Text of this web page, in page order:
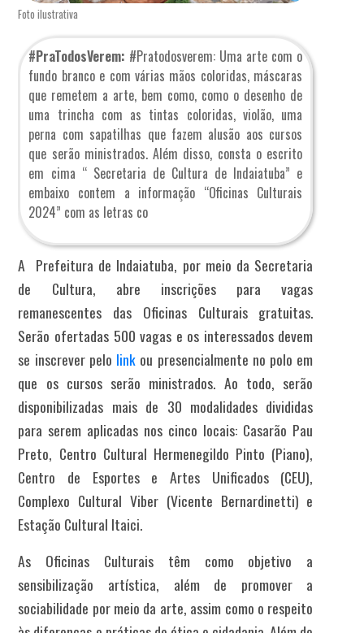
Foto ilustrativa
#PraTodosVerem: #Pratodosverem: Uma arte com o
fundo branco e com várias mãos coloridas, máscaras
que remetem a arte, bem como, como o desenho de
uma trincha com as tintas coloridas, violão, uma
perna com sapatilhas que fazem alusão aos cursos
que serão ministrados. Além disso, consta o escrito
em cima “ Secretaria de Cultura de Indaiatuba” e
embaixo contem a informação “Oficinas Culturais
2024” com as letras co
A Prefeitura de Indaiatuba, por meio da Secretaria
de Cultura, abre inscrições para vagas
remanescentes das Oficinas Culturais gratuitas.
Serão ofertadas 500 vagas e os interessados devem
se inscrever pelo link ou presencialmente no polo em
que os cursos serão ministrados. Ao todo, serão
disponibilizadas mais de 30 modalidades divididas
para serem aplicadas nos cinco locais: Casarão Pau
Preto, Centro Cultural Hermenegildo Pinto (Piano),
Centro de Esportes e Artes Unificados (CEU),
Complexo Cultural Viber (Vicente Bernardinetti) e
Estação Cultural Itaici.
As Oficinas Culturais têm como objetivo a
sensibilização artística, além de promover a
sociabilidade por meio da arte, assim como o respeito